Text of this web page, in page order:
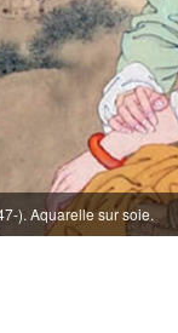
). Aquarelle sur soie.